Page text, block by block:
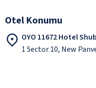
Otel Konumu
OYO 11672 Hotel
1 Sector 10, New